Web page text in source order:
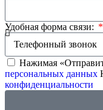
Удобная форма связи:
Нажимая
персональных данных
конфиденциальности